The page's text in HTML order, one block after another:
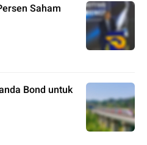
Saham
Bond untuk